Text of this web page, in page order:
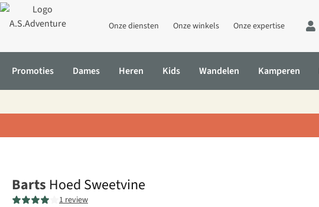
Onze diensten Onze winkels Onze expertise
Promoties Dames Heren Kids Wandelen Kamperen
Barts Hoed Sweetvine
1 review